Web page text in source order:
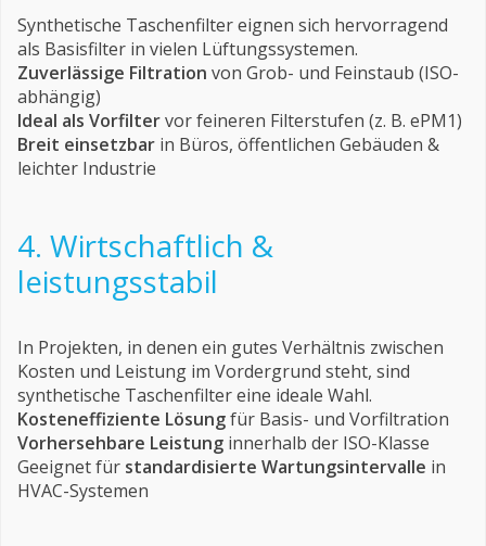
Synthetische Taschenfilter eignen sich hervorragend
als Basisfilter in vielen Lüftungssystemen.
Zuverlässige Filtration von Grob- und Feinstaub (ISO-
abhängig)
Ideal als Vorfiltervor feineren Filterstufen (z. B. ePM1)
Breit einsetzbar in Büros, öffentlichen Gebäuden &
leichter Industrie
4. Wirtschaftlich &
leistungsstabil
In Projekten, in denen ein gutes Verhältnis zwischen
Kosten und Leistung im Vordergrund steht, sind
synthetische Taschenfilter eine ideale Wahl.
Kosteneffiziente Lösungfür Basis- und Vorfiltration
Vorhersehbare Leistung innerhalb der ISO-Klasse
Geeignet für standardisierte Wartungsintervalle in
HVAC-Systemen